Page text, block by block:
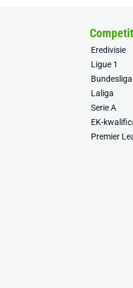
Eredivisie
Ligue 1
Bundesliga
Laliga
Serie A
EK-
Premier